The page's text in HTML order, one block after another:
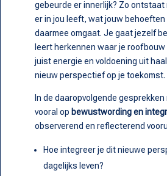
gebeurde er innerlijk? Zo
er in jou leeft, wat jouw behoeften
daarmee omgaat. Je gaat jezelf
leert herkennen waar je
juist energie en voldoening uit
nieuw perspectief op je toekomst.
In de daaropvolgende
vooral op bewustwording en
observerend en reflecterend
Hoe integreer je dit nieuwe
dagelijks leven?